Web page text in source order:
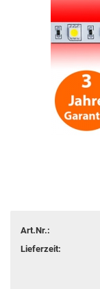
Art.Nr.:
Lieferzeit: